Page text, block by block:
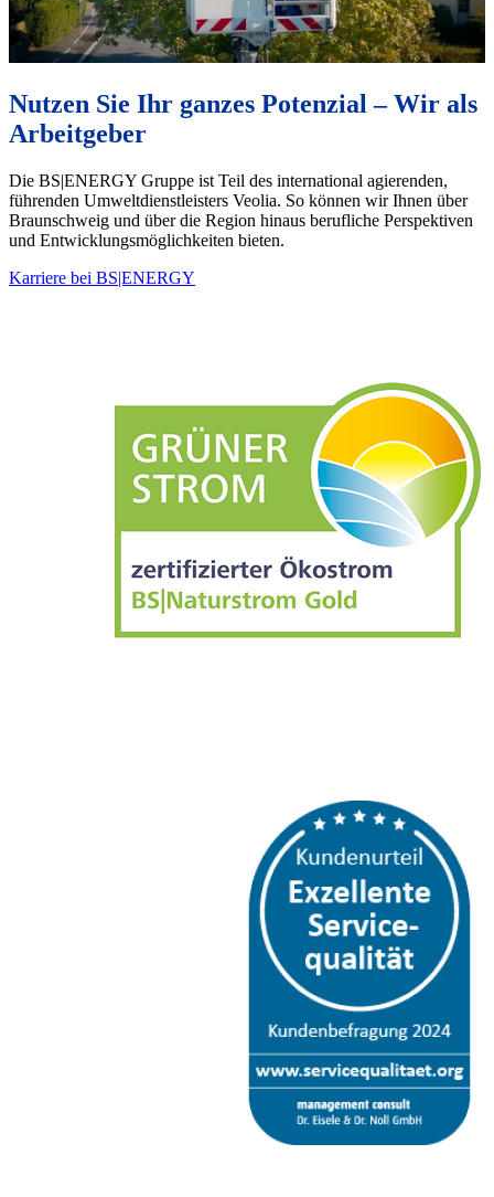
Nutzen Sie Ihr ganzes Potenzial – Wir als
Arbeitgeber
Die BS|ENERGY Gruppe ist Teil des international agierenden,
führenden Umwelt­dienst­leisters Veolia. So können wir Ihnen über
Braunschweig und über die Region hinaus berufliche Perspektiven
und Entwicklungs­möglichkeiten bieten.
Karriere bei BS|ENERGY